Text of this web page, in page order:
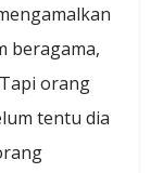
beragama,
orang
tentu dia